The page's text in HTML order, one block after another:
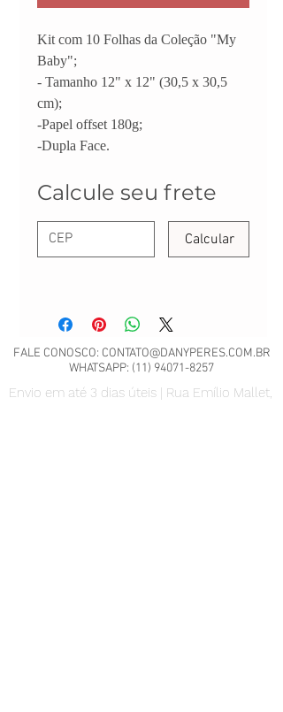
Kit com 10 Folhas da Coleção "My
Baby";
- Tamanho 12" x 12" (30,5 x 30,5
cm);
-Papel offset 180g;
-Dupla Face.
Calcule seu frete
Calcular
FALE CONOSCO: CONTATO@DANYPERES.COM.BR
WHATSAPP: (11) 94071-8257
Envio em até 3 dias úteis | Rua Emílio Mallet,